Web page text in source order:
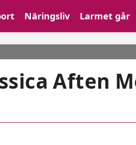
Näringsliv Larmet går
Aften